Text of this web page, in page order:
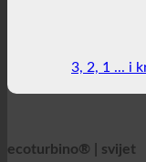
3, 2, 1 ... i